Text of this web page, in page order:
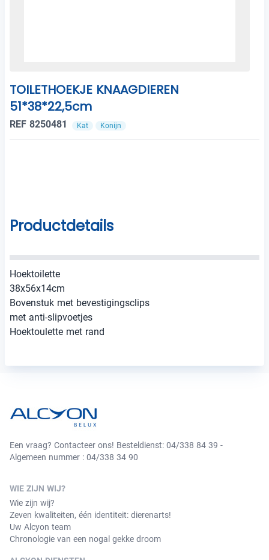
TOILETHOEKJE KNAAGDIEREN
51*38*22,5cm
REF 8250481 Kat Konijn
Productdetails
Hoektoilette
38x56x14cm
Bovenstuk met bevestigingsclips
met anti-slipvoetjes
Hoektoulette met rand
Een vraag? Contacteer ons! Besteldienst: 04/338 84 39 -
Algemeen nummer : 04/338 34 90
WIE ZIJN WIJ?
Wie zijn wij?
Zeven kwaliteiten, één identiteit: dierenarts!
Uw Alcyon team
Chronologie van een nogal gekke droom